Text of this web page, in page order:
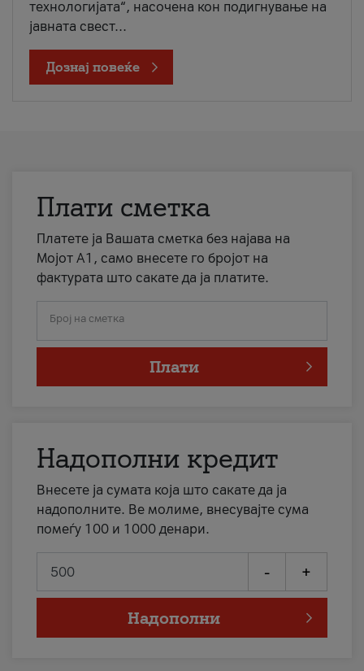
технологијата“, насочена кон подигнување на
јавната свест...
Дознај повеќе
Плати сметка
Платете ја Вашата сметка без најава на
Мојот А1, само внесете го бројот на
фактурата што сакате да ја платите.
Број на сметка
Плати
Надополни кредит
Внесете ја сумата која што сакате да ја
надополните. Ве молиме, внесувајте сума
помеѓу 100 и 1000 денари.
- +
Надополни